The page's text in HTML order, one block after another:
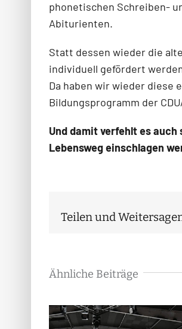
phonetischen Schreiben-
Abiturienten.
Statt dessen wieder die
individuell gefördert
Da haben wir wieder diese
Bildungsprogramm der
Und damit verfehlt es
Lebensweg einschlagen
Teilen und
Ähnliche Beiträge